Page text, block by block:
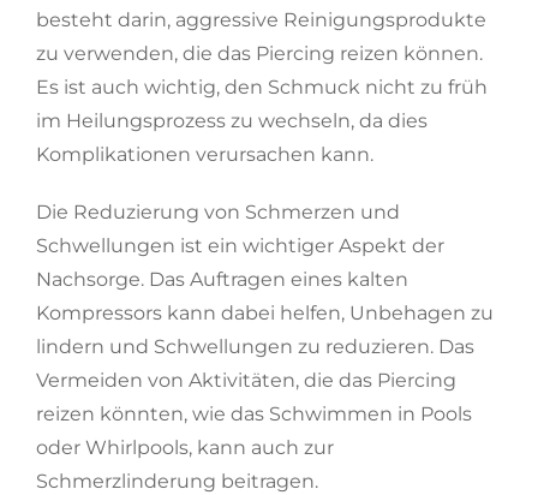
besteht darin, aggressive Reinigungsprodukte
zu verwenden, die das Piercing reizen können.
Es ist auch wichtig, den Schmuck nicht zu früh
im Heilungsprozess zu wechseln, da dies
Komplikationen verursachen kann.
Die Reduzierung von Schmerzen und
Schwellungen ist ein wichtiger Aspekt der
Nachsorge. Das Auftragen eines kalten
Kompressors kann dabei helfen, Unbehagen zu
lindern und Schwellungen zu reduzieren. Das
Vermeiden von Aktivitäten, die das Piercing
reizen könnten, wie das Schwimmen in Pools
oder Whirlpools, kann auch zur
Schmerzlinderung beitragen.